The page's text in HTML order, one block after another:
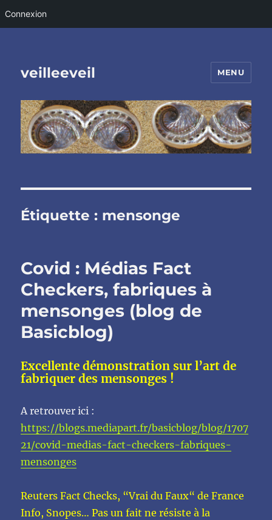
Connexion
veilleeveil MENU
Étiquette : mensonge
Covid : Médias Fact
Checkers, fabriques à
mensonges (blog de
Basicblog)
Excellente démonstration sur l’art de
fabriquer des mensonges !
A retrouver ici :
https://blogs.mediapart.fr/basicblog/blog/1707
21/covid-medias-fact-checkers-fabriques-
mensonges
Reuters Fact Checks, “Vrai du Faux“ de France
Info, Snopes… Pas un fait ne résiste à la